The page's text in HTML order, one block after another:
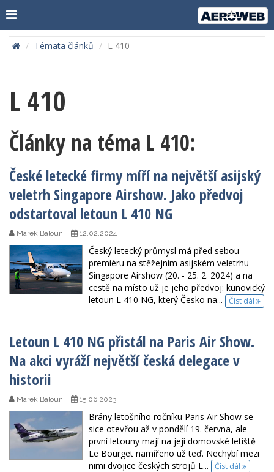
Témata článků L 410
L 410
Články na téma L 410:
České letecké firmy míří na největší asijský
veletrh Singapore Airshow. Jako předvoj
odstartoval letoun L 410 NG
Marek Baloun 12.02.2024
Český letecký průmysl má před sebou
premiéru na stěžejním asijském veletrhu
Singapore Airshow (20. - 25. 2. 2024) a na
cestě na místo už je jeho předvoj: kunovický
letoun L 410 NG, který Česko na...
Číst dál
Letoun L 410 NG přistál na Paris Air Show.
Na akci vyráží největší česká delegace v
historii
Marek Baloun 15.06.2023
Brány letošního ročníku Paris Air Show se
sice otevřou až v pondělí 19. června, ale
první letouny mají na její domovské letiště
Le Bourget namířeno už teď. Nechybí mezi
nimi dvojice českých strojů L...
Číst dál